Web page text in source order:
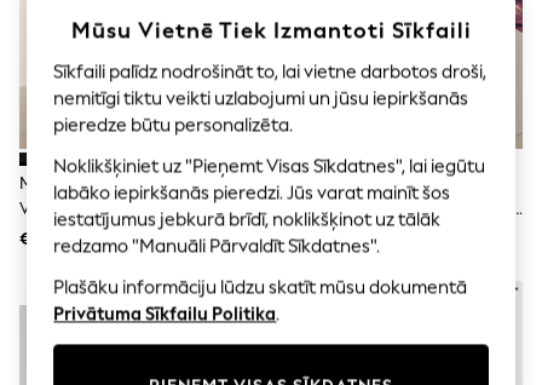
Skirts
Polo Shirts
Sweatshirts
Cardigans
Underwear
Socks & Tights
Multipacks
All Girls Sports & Swimwear
Swimwear
Tops
Joggers
Melns - Brīva Stila Žakete Ar
Volāniem Un Piedurknēm
€48
Burgundijas Sarkans - Hamish
The Highland Cow Lietus Izturīga
Jaka
€59
JAUNUMI
Mūsu Vietnē Tiek Izmantoti Sīkfaili
Sīkfaili palīdz nodrošināt to, lai vietne darbotos droši,
nemitīgi tiktu veikti uzlabojumi un jūsu iepirkšanās
pieredze būtu personalizēta.
Noklikšķiniet uz "Pieņemt Visas Sīkdatnes", lai iegūtu
labāko iepirkšanās pieredzi. Jūs varat mainīt šos
iestatījumus jebkurā brīdī, noklikšķinot uz tālāk
redzamo "Manuāli Pārvaldīt Sīkdatnes".
Plašāku informāciju lūdzu skatīt mūsu dokumentā
Privātuma Sīkfailu Politika.